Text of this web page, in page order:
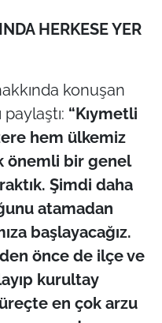
HERKESE YER
konuşan
“Kıymetli
hem ülkemiz
önemli bir genel
Şimdi daha
atamadan
başlayacağız.
önce de ilçe ve
kurultay
en çok arzu